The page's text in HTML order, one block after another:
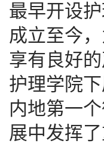
最早开设
成立至今
享有良好的
护理学院
内地第一
展中发挥了